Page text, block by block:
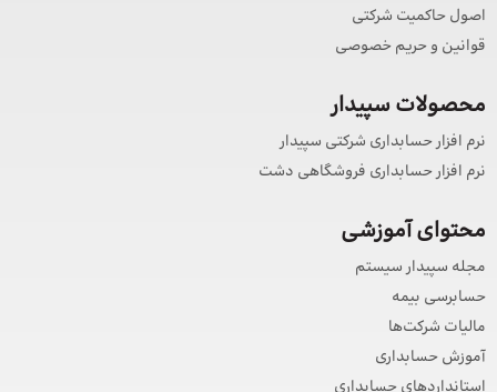
اصول حاکمیت شرکتی
قوانین و حریم خصوصی
محصولات سپیدار
نرم افزار حسابداری شرکتی سپیدار
نرم افزار حسابداری فروشگاهی دشت
محتوای آموزشی
مجله سپیدار سیستم
حسابرسی بیمه
مالیات شرکت‌ها
آموزش حسابداری